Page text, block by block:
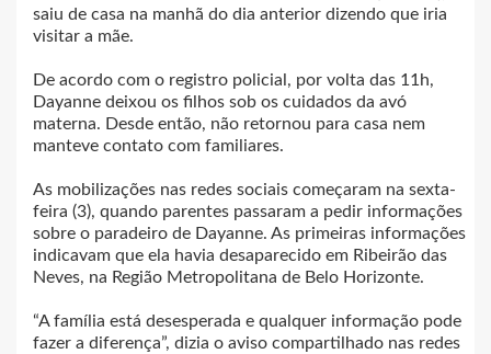
saiu de casa na manhã do dia anterior dizendo que iria
visitar a mãe.
De acordo com o registro policial, por volta das 11h,
Dayanne deixou os filhos sob os cuidados da avó
materna. Desde então, não retornou para casa nem
manteve contato com familiares.
As mobilizações nas redes sociais começaram na sexta-
feira (3), quando parentes passaram a pedir informações
sobre o paradeiro de Dayanne. As primeiras informações
indicavam que ela havia desaparecido em Ribeirão das
Neves, na Região Metropolitana de Belo Horizonte.
“A família está desesperada e qualquer informação pode
fazer a diferença”, dizia o aviso compartilhado nas redes